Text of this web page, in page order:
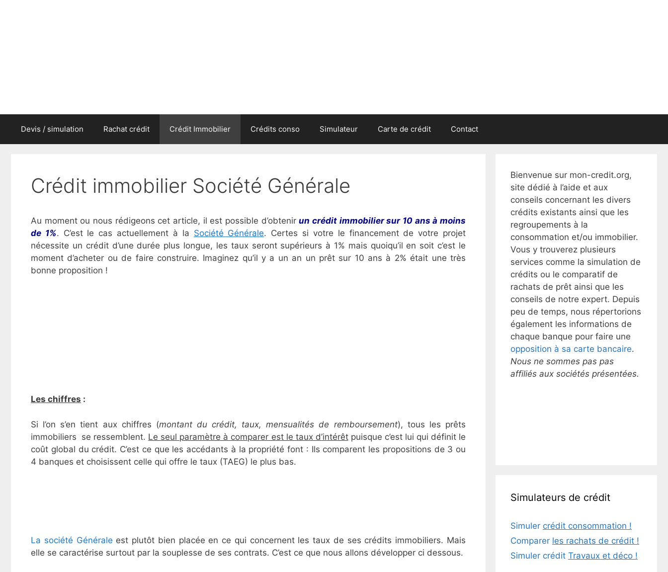
Devis / simulation Rachat crédit Crédit Immobilier Crédits conso Simulateur Carte de crédit Contact
Crédit immobilier Société Générale
Au moment ou nous rédigeons cet article, il est possible d’obtenirun crédit immobilier sur 10 ans à moins
de 1%. C’est le cas actuellement à la Société Générale. Certes si votre le financement de votre projet
nécessite un crédit d’une durée plus longue, les taux seront supérieurs à 1% mais quoiqu’il en soit c’est le
moment d’acheter ou de faire construire. Imaginez qu’il y a un an un prêt sur 10 ans à 2% était une très
bonne proposition !
Les chiffres :
Si l’on s’en tient aux chiffres (montant du crédit, taux, mensualités de remboursement), tous les prêts
immobiliers se ressemblent. Le seul paramètre à comparer est le taux d’intérêtpuisque c’est lui qui définit le
coût global du crédit. C’est ce que les accédants à la propriété font : Ils comparent les propositions de 3 ou
4 banques et choisissent celle qui offre le taux (TAEG) le plus bas.
La société Générale est plutôt bien placée en ce qui concernent les taux de ses crédits immobiliers. Mais
elle se caractérise surtout par la souplesse de ses contrats. C’est ce que nous allons développer ci dessous.
Bienvenue sur mon-credit.org,
site dédié à l’aide et aux
conseils concernant les divers
crédits existants ainsi que les
regroupements à la
consommation et/ou immobilier.
Vous y trouverez plusieurs
services comme la simulation de
crédits ou le comparatif de
rachats de prêt ainsi que les
conseils de notre expert. Depuis
peu de temps, nous répertorions
également les informations de
chaque banque pour faire une
opposition à sa carte bancaire.
Nous ne sommes pas pas
affiliés aux sociétés présentées.
Simulateurs de crédit
Simuler crédit consommation !
Comparer les rachats de crédit !
Simuler crédit Travaux et déco !